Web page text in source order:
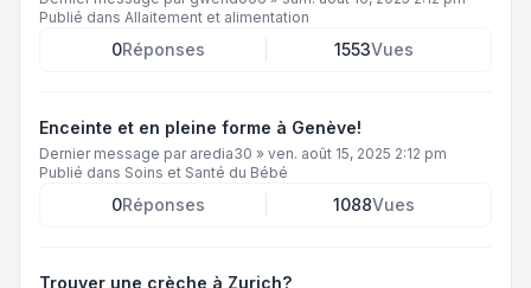
Publié dans Allaitement et alimentation
0Réponses 1553Vues
Enceinte et en pleine forme à Genève!
Dernier message par aredia30 » ven. août 15, 2025 2:12 pm
Publié dans Soins et Santé du Bébé
0Réponses 1088Vues
Trouver une crèche à Zurich?